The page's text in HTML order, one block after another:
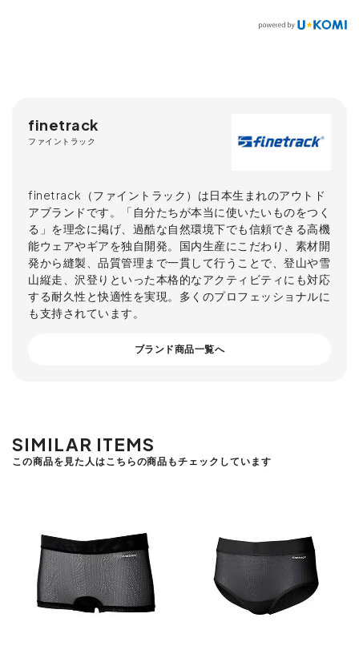
finetrack
ファイントラック
finetrack（ファイントラック）は日本生まれのアウトド
アブランドです。「自分たちが本当に使いたいものをつく
る」を理念に掲げ、過酷な自然環境下でも信頼できる高機
能ウェアやギアを独自開発。国内生産にこだわり、素材開
発から縫製、品質管理まで一貫して行うことで、登山や雪
山縦走、沢登りといった本格的なアクティビティにも対応
する耐久性と快適性を実現。多くのプロフェッショナルに
も支持されています。
ブランド商品一覧へ
SIMILAR ITEMS
この商品を見た人はこちらの商品もチェックしています